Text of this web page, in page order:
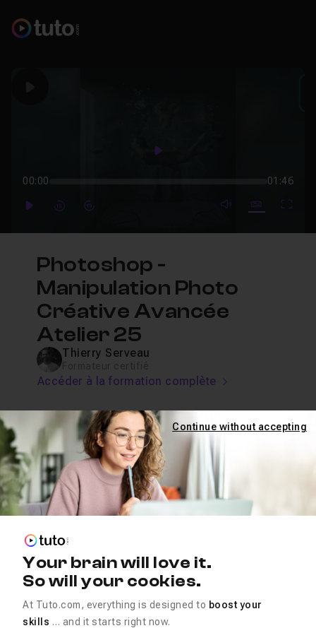
Play
00:00 01:46
PlayForwardForward mute video
Subtitles
Photoshop -
Manipulation Photo
Créative Avancée
Atelier 25
Thierry Serveau
Accéder à la formation complète